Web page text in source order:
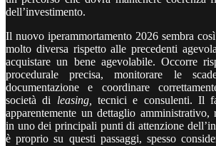
dell’investimento.
Il nuovo iperammortamento 2026 sembra
molto diversa rispetto alle precedenti
acquistare un bene agevolabile. Occorre
procedurale precisa, monitorare le
documentazione e coordinare
società di leasing,
tecnici e consulenti. Il
apparentemente un dettaglio amministrativo,
in uno dei principali punti di attenzione
è proprio su questi passaggi, spesso